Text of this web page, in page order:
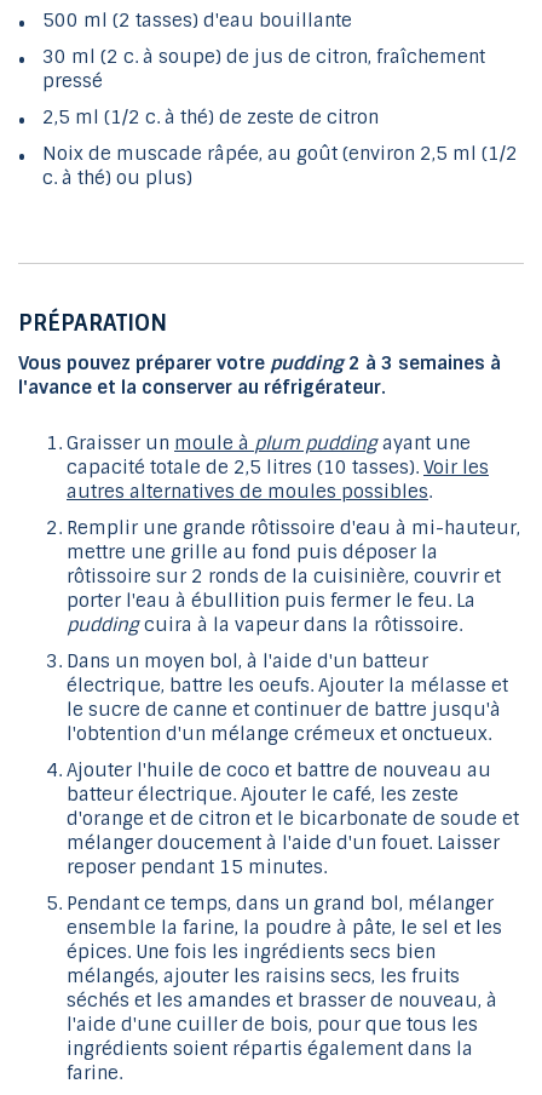
500 ml (2 tasses) d'eau bouillante
30 ml (2 c. à soupe) de jus de citron, fraîchement
pressé
2,5 ml (1/2 c. à thé) de zeste de citron
Noix de muscade râpée, au goût (environ 2,5 ml (1/2
c. à thé) ou plus)
PRÉPARATION
Vous pouvez préparer votre pudding2 à 3 semaines à
l'avance et la conserver au réfrigérateur.
Graisser un moule à plum puddingayant une
capacité totale de 2,5 litres (10 tasses). Voir les
autres alternatives de moules possibles.
Remplir une grande rôtissoire d'eau à mi-hauteur,
mettre une grille au fond puis déposer la
rôtissoire sur 2 ronds de la cuisinière, couvrir et
porter l'eau à ébullition puis fermer le feu. La
puddingcuira à la vapeur dans la rôtissoire.
Dans un moyen bol, à l'aide d'un batteur
électrique, battre les oeufs. Ajouter la mélasse et
le sucre de canne et continuer de battre jusqu'à
l'obtention d'un mélange crémeux et onctueux.
Ajouter l'huile de coco et battre de nouveau au
batteur électrique. Ajouter le café, les zeste
d'orange et de citron et le bicarbonate de soude et
mélanger doucement à l'aide d'un fouet. Laisser
reposer pendant 15 minutes.
Pendant ce temps, dans un grand bol, mélanger
ensemble la farine, la poudre à pâte, le sel et les
épices. Une fois les ingrédients secs bien
mélangés, ajouter les raisins secs, les fruits
séchés et les amandes et brasser de nouveau, à
l'aide d'une cuiller de bois, pour que tous les
ingrédients soient répartis également dans la
farine.